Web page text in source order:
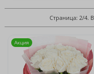
Страница: 2/4.
Акция